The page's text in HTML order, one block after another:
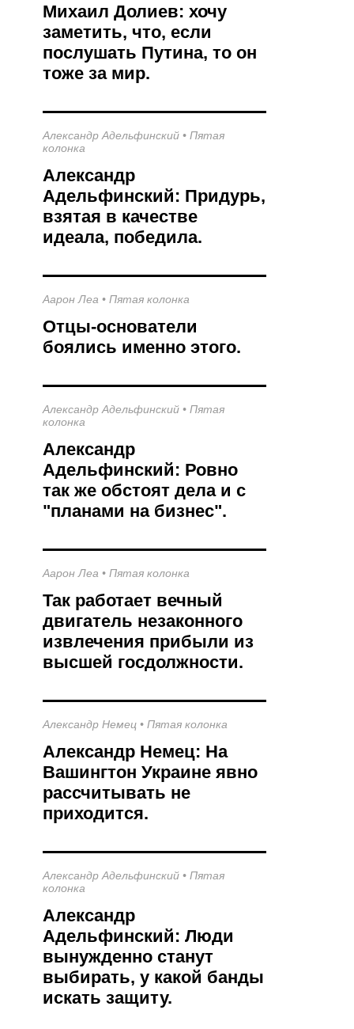
Михаил Долиев: хочу
заметить, что, если
послушать Путина, то он
тоже за мир.
Александр Адельфинский • Пятая
колонка
Александр
Адельфинский: Придурь,
взятая в качестве
идеала, победила.
Аарон Леа • Пятая колонка
Отцы-основатели
боялись именно этого.
Александр Адельфинский • Пятая
колонка
Александр
Адельфинский: Ровно
так же обстоят дела и с
"планами на бизнес".
Аарон Леа • Пятая колонка
Так работает вечный
двигатель незаконного
извлечения прибыли из
высшей госдолжности.
Александр Немец • Пятая колонка
Александр Немец: На
Вашингтон Украине явно
рассчитывать не
приходится.
Александр Адельфинский • Пятая
колонка
Александр
Адельфинский: Люди
вынужденно станут
выбирать, у какой банды
искать защиту.